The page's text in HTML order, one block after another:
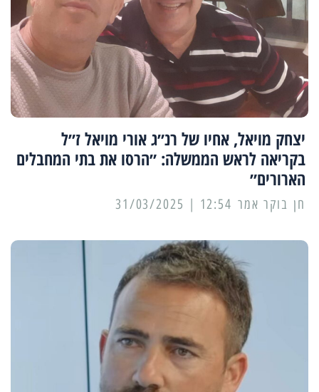
יצחק מויאל, אחיו של רנ״ג אורי מויאל ז״ל
בקריאה לראש הממשלה: ״הרסו את בתי המחבלים
הארורים״
12:54 | 31/03/2025